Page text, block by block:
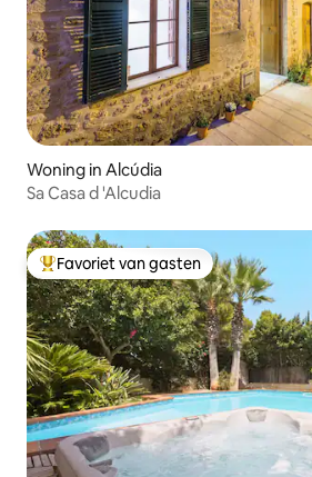
Woning in Alcúdia
Sa Casa d 'Alcudia
Topfavoriet van gasten
Favoriet van gasten